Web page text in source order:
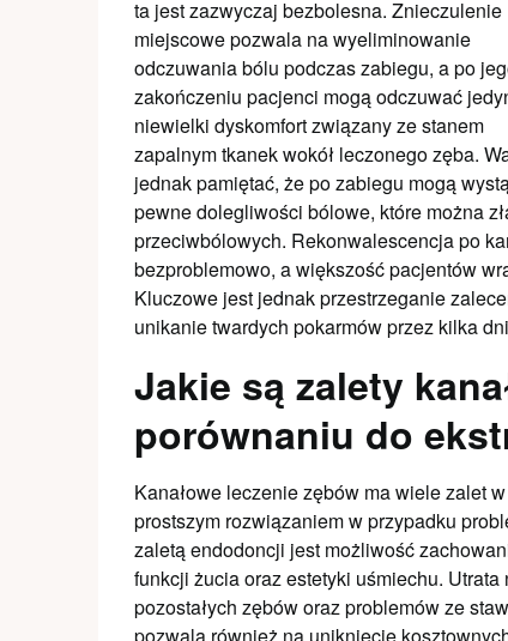
ta jest zazwyczaj bezbolesna. Znieczulenie
miejscowe pozwala na wyeliminowanie
odczuwania bólu podczas zabiegu, a po
zakończeniu pacjenci mogą odczuwać
niewielki dyskomfort związany ze stanem
zapalnym tkanek wokół leczonego zęba.
jednak pamiętać, że po zabiegu mogą
pewne dolegliwości bólowe, które można
przeciwbólowych. Rekonwalescencja po
bezproblemowo, a większość pacjentów
Kluczowe jest jednak przestrzeganie
unikanie twardych pokarmów przez kilka
Jakie są zalety
porównaniu do
Kanałowe leczenie zębów ma wiele zalet
prostszym rozwiązaniem w przypadku
zaletą endodoncji jest możliwość
funkcji żucia oraz estetyki uśmiechu.
pozostałych zębów oraz problemów ze